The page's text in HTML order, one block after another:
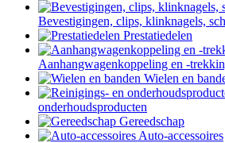
Bevestigingen, clips, klinknagels,
Prestatiedelen
Aanhangwagenkoppeling en -
Wielen en
onderhoudsproducten
Gereedschap
Auto-accessoires